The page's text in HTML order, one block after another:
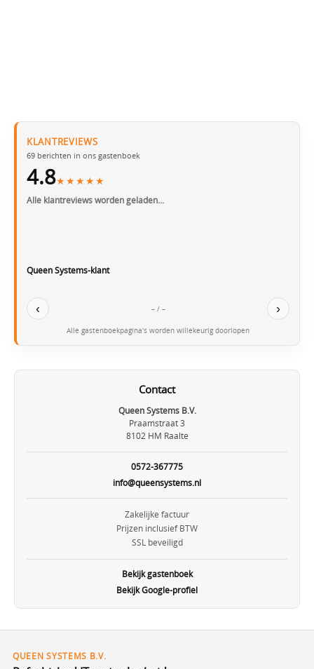
KLANTREVIEWS
69 berichten in ons gastenboek
4.8★★★★★
Alle klantreviews worden geladen…
Queen Systems-klant
‹ – / – ›
Alle gastenboekpagina’s worden willekeurig doorlopen
Contact
Queen Systems B.V.
Praamstraat 3
8102 HM Raalte
0572-367775
info@queensystems.nl
Zakelijke factuur
Prijzen inclusief BTW
SSL beveiligd
Bekijk gastenboek
Bekijk Google-profiel
QUEEN SYSTEMS B.V.